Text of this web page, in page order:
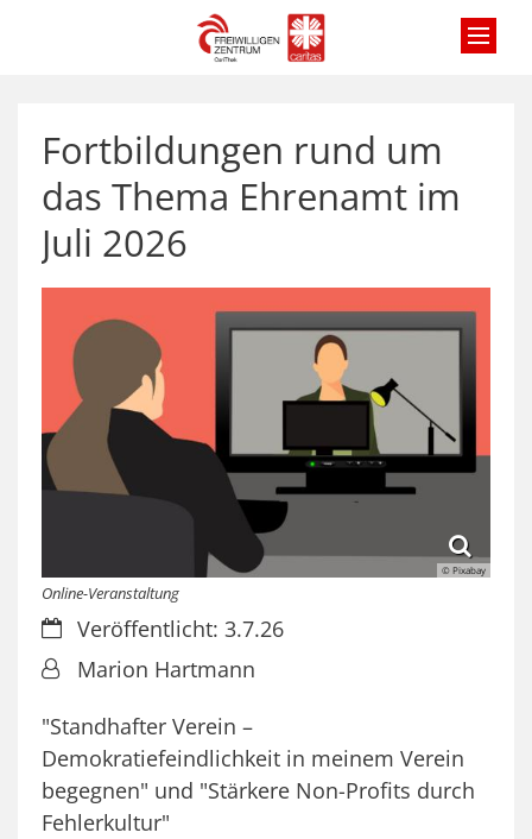
Fortbildungen rund um
das Thema Ehrenamt im
Juli 2026
© Pixabay
Online-Veranstaltung
Datum:Veröffentlicht: 3.7.26
Von:Marion Hartmann
"Standhafter Verein –
Demokratiefeindlichkeit in meinem Verein
begegnen" und "Stärkere Non-Profits durch
Fehlerkultur"